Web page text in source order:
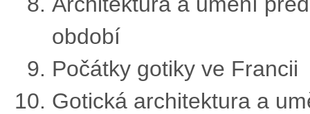
období
Počátky gotiky ve Francii
Gotická architektura a